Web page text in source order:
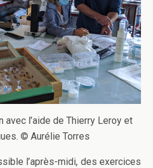
avec l’aide de Thierry Leroy et
© Aurélie Torres
l’après-midi, des exercices